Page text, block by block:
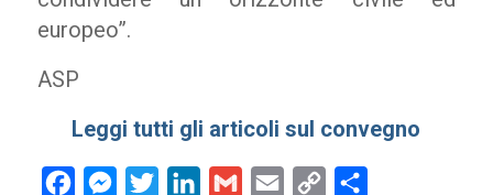
europeo”.
ASP
Leggi tutti gli articoli sul convegno
FacebookMessenger
Twitter LinkedInGmail Email
Copy